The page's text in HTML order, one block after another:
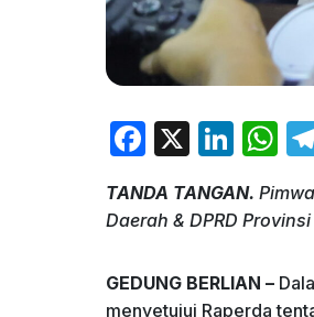
F
c
b
X
Li
k
dI
W
at
A
TANDA TANGAN.
Daerah & DPRD
GEDUNG BERLIAN –
menyetujui Raperda